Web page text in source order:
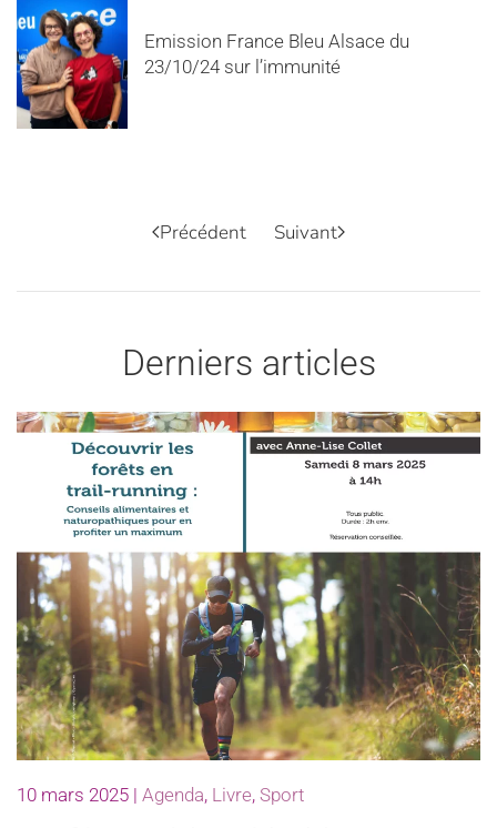
Emission France Bleu Alsace du
23/10/24 sur l’immunité
Précédent Suivant
Derniers articles
10 mars 2025 | Agenda, Livre, Sport